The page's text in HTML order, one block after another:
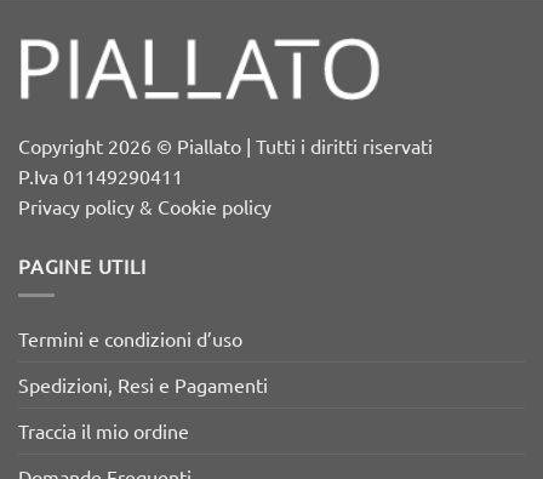
Copyright 2026 © Piallato | Tutti i diritti riservati
P.Iva 01149290411
Privacy policy & Cookie policy
PAGINE UTILI
Termini e condizioni d’uso
Spedizioni, Resi e Pagamenti
Traccia il mio ordine